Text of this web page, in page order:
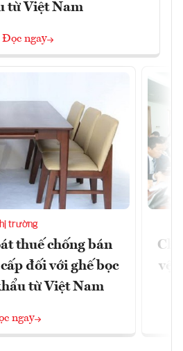
từ Việt Nam
Đọc ngay
trường
thuế chống bán
đối với ghế bọc
từ Việt Nam
ngay
vệ